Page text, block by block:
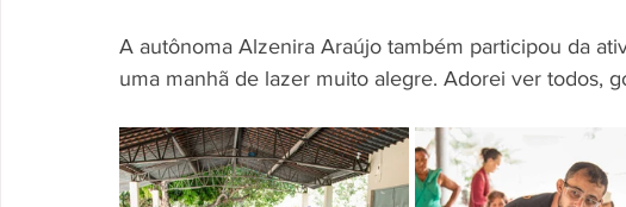
A autônoma Alzenira Araújo também participou da
uma manhã de lazer muito alegre. Adorei ver todos,